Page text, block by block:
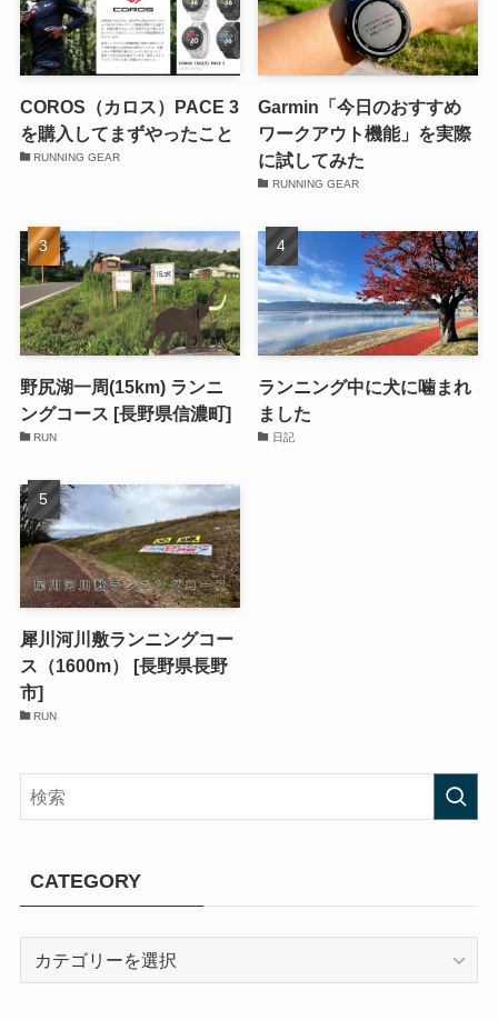
COROS（カロス）PACE 3
を購入してまずやったこと
RUNNING GEAR
Garmin「今日のおすすめ
ワークアウト機能」を実際
に試してみた
RUNNING GEAR
野尻湖一周(15km) ランニ
ングコース [長野県信濃町]
RUN
ランニング中に犬に噛まれ
ました
日記
犀川河川敷ランニングコー
ス（1600m） [長野県長野
市]
RUN
CATEGORY
CATEGORY